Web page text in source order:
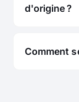
d'origine ?
Comment